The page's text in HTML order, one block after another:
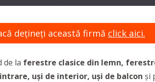
dețineți această firmă click aici.
de la ferestre clasice din lemn,
uși de interior, uși de balcon și